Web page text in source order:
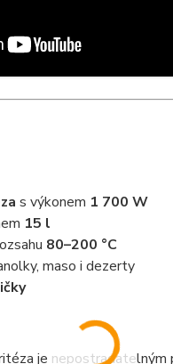
s výkonem 1 700 W
15 l
80–200 °C
maso i dezerty
je nepostradatelným